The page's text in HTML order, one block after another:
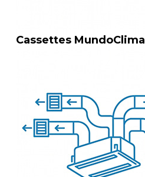
Cassettes MundoClima